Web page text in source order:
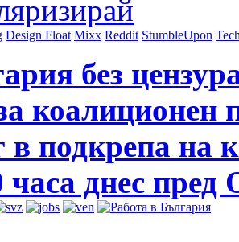
Design Float Mixx Reddit StumbleUpon
без
коалиционен
подкрепа на
часа днес